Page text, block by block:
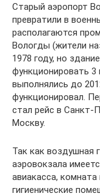
Старый аэропорт
превратили в
располагаются
Вологды (жители
1978 году, но
функционировать 3
выполнялись до
функционировал.
стал рейс в Санкт-
Москву.
Так как воздушная
аэровокзала
авиакасса,
гигиенические